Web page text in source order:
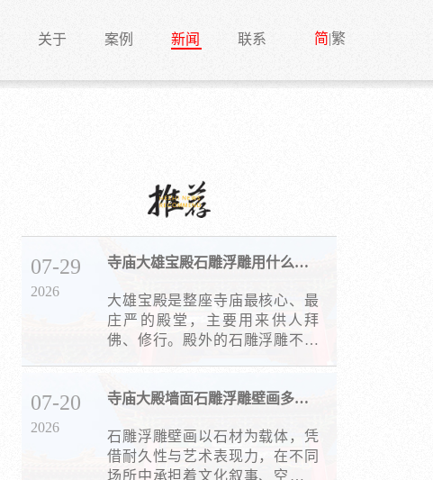
关于 案例 新闻 联系 简|繁
07-29
2026
寺庙大雄宝殿石雕浮雕用什么题材？
大雄宝殿是整座寺庙最核心、最
庄严的殿堂，主要用来供人拜
佛、修行。殿外的石雕浮雕不只
07-20
2026
寺庙大殿墙面石雕浮雕壁画多少钱一平米？看这几点
石雕浮雕壁画以石材为载体，凭
借耐久性与艺术表现力，在不同
场所中承担着文化叙事、空间装